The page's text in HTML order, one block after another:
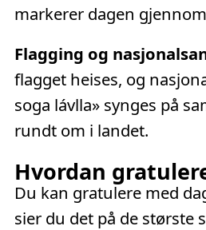
markerer dagen
Flagging og
flagget heises, og
soga lávlla» synges på
rundt om i landet.
Hvordan
Du kan gratulere med
sier du det på de største